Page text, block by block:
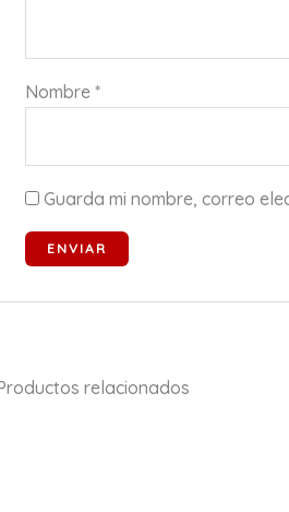
Nombre*
Guarda mi nombre, correo
relacionados